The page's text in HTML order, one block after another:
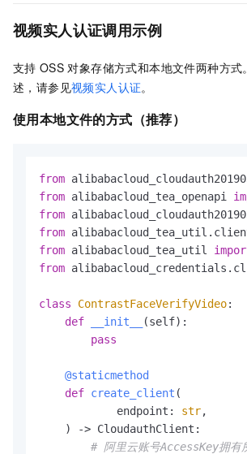
视频实人认证调用示例
支持 OSS 对象存储方式和本地文件两种方
述，请参见视频实人认证。
使用本地文件的方式（推荐）
from
from alibabacloud_tea_openapi
from
from
from alibabacloud_tea_util
from
class ContrastFaceVerifyVideo:
def
__init__ (self):
pass
    @staticmethod
def create_client (
            endpoint:
str,
) -> CloudauthClient:
# 阿里云账号AccessKey拥有